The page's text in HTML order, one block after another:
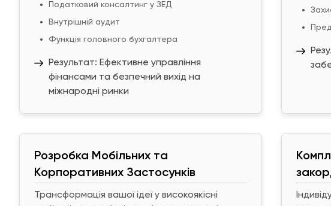
Податковий консалтинг у ЗЕД
Внутрішній аудит
Функція головного бухгалтера
Результат: Ефективне управління
фінансами та безпечний вихід на
міжнародні ринки
Розробка Мобільних та
Корпоративних Застосунків
Трансформація вашої ідеї у високоякісні